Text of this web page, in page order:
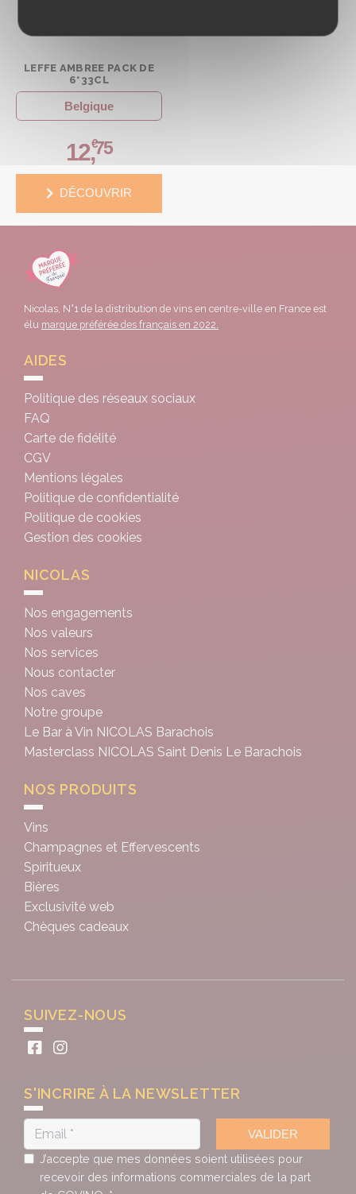
LEFFE AMBREE PACK DE
6*33CL
Belgique
12
,€75
DÉCOUVRIR
Nicolas, N°1 de la distribution de vins en centre-ville en France est
élu marque préférée des français en 2022.
AIDES
Politique des réseaux sociaux
FAQ
Carte de fidélité
CGV
Mentions légales
Politique de confidentialité
Politique de cookies
Gestion des cookies
NICOLAS
Nos engagements
Nos valeurs
Nos services
Nous contacter
Nos caves
Notre groupe
Le Bar à Vin NICOLAS Barachois
Masterclass NICOLAS Saint Denis Le Barachois
NOS PRODUITS
Vins
Champagnes et Effervescents
Spiritueux
Bières
Exclusivité web
Chèques cadeaux
SUIVEZ-NOUS
S'INCRIRE À LA NEWSLETTER
VALIDER
J’accepte que mes données soient utilisées pour
recevoir des informations commerciales de la part